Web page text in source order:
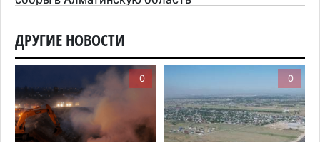
Первый раз с ИИ в первый класс: казахстанских
первоклассников начнут учить искусственному
интеллекту
6 августа 2026 г. 10:47 145
Казахстанцы назвали доход, при котором не
ДРУГИЕ НОВОСТИ
0 0